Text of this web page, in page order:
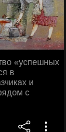
«успешных
в
и
с